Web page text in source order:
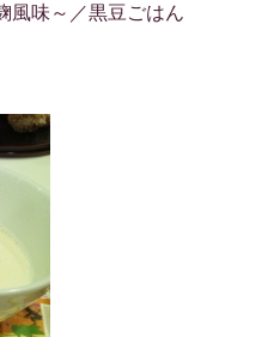
風味～／黒豆ごはん